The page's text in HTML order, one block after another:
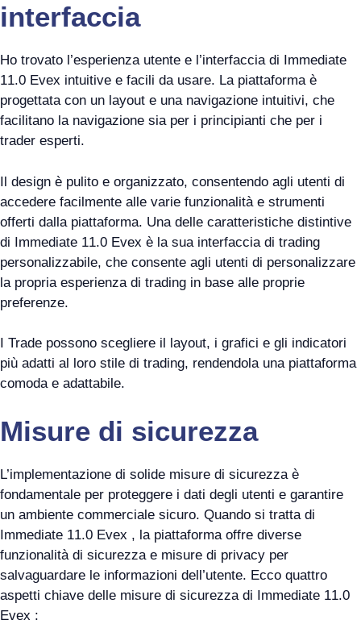
interfaccia
Ho trovato l’esperienza utente e l’interfaccia di Immediate
11.0 Evex intuitive e facili da usare. La piattaforma è
progettata con un layout e una navigazione intuitivi, che
facilitano la navigazione sia per i principianti che per i
trader esperti.
Il design è pulito e organizzato, consentendo agli utenti di
accedere facilmente alle varie funzionalità e strumenti
offerti dalla piattaforma. Una delle caratteristiche distintive
di Immediate 11.0 Evex è la sua interfaccia di trading
personalizzabile, che consente agli utenti di personalizzare
la propria esperienza di trading in base alle proprie
preferenze.
I Trade possono scegliere il layout, i grafici e gli indicatori
più adatti al loro stile di trading, rendendola una piattaforma
comoda e adattabile.
Misure di sicurezza
L’implementazione di solide misure di sicurezza è
fondamentale per proteggere i dati degli utenti e garantire
un ambiente commerciale sicuro. Quando si tratta di
Immediate 11.0 Evex , la piattaforma offre diverse
funzionalità di sicurezza e misure di privacy per
salvaguardare le informazioni dell’utente. Ecco quattro
aspetti chiave delle misure di sicurezza di Immediate 11.0
Evex :